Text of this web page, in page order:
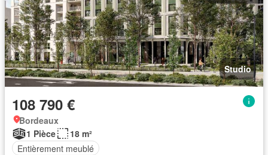
Studio
108 790 €
Bordeaux
1 Pièce
18 m²
Entièrement meublé